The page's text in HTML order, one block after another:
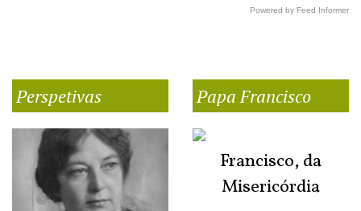
Powered by Feed Informer
Perspetivas Papa Francisco
Francisco, da
Misericórdia